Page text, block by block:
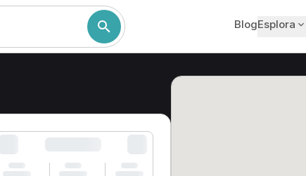
BlogEsplora